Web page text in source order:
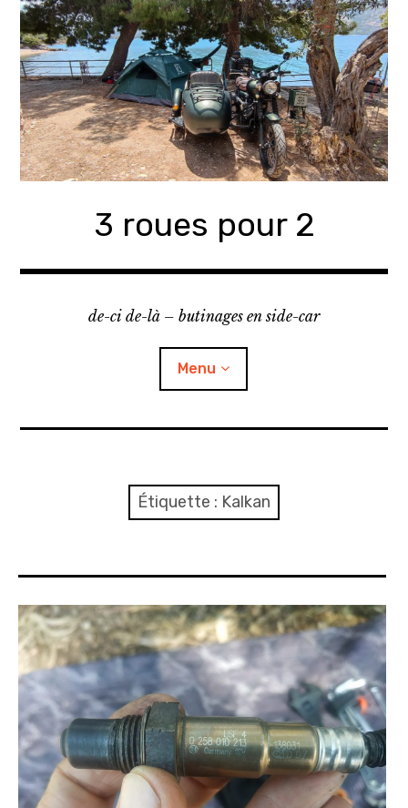
Accéder
contenu
principal
3 roues pour 2
de-ci de-là – butinages en side-car
Menu
Confidentialité
Itinéraire(s)
Side-car(s)
Étiquette : Kalkan